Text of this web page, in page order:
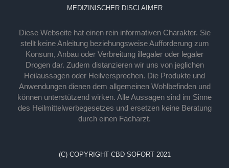
MEDIZINISCHER DISCLAIMER
Diese Webseite hat einen rein informativen Charakter. Sie
stellt keine Anleitung beziehungsweise Aufforderung zum
Konsum, Anbau oder Verbreitung illegaler oder legaler
Drogen dar. Zudem distanzieren wir uns von jeglichen
Heilaussagen oder Heilversprechen. Die Produkte und
Anwendungen dienen dem allgemeinen Wohlbefinden und
können unterstützend wirken. Alle Aussagen sind im Sinne
des Heilmittelwerbegesetzes und ersetzen keine Beratung
durch einen Facharzt.
(C) COPYRIGHT CBD SOFORT 2021